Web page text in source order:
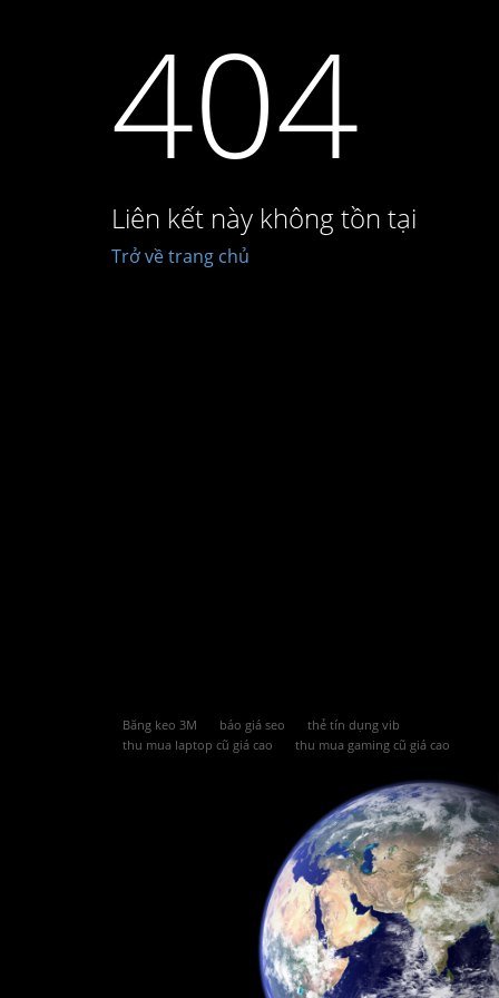
404
Liên kết này không tồn tại
Trở về trang chủ
Băng keo 3M báo giá seo
thẻ tín dụng vib
thu mua laptop cũ giá cao
thu mua gaming cũ giá cao